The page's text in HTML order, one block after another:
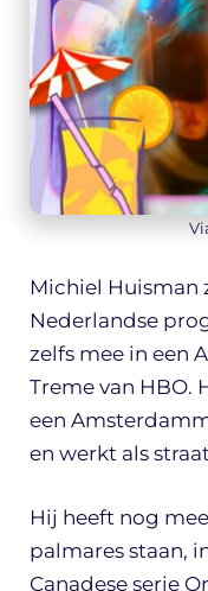
Michiel Huisman
Nederlandse
zelfs mee in een
Treme van HBO.
een
en werkt als
Hij heeft nog
palmares staan,
Canadese serie